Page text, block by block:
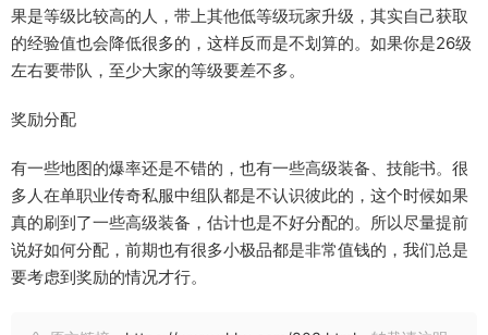
果是等级比较高的人，带上其他低等级玩家升级，其实自己获取
的经验值也会降低很多的，这样反而是不划算的。如果你是26级
左右要带队，至少大家的等级要差不多。
奖励分配
有一些地图的爆率还是不错的，也有一些高级装备、技能书。很
多人在单职业传奇私服中组队都是不认识彼此的，这个时候如果
真的刷到了一些高级装备，估计也是不好分配的。所以尽量提前
说好如何分配，前期也有很多小极品都是非常值钱的，我们总是
要考虑到奖励的情况才行。